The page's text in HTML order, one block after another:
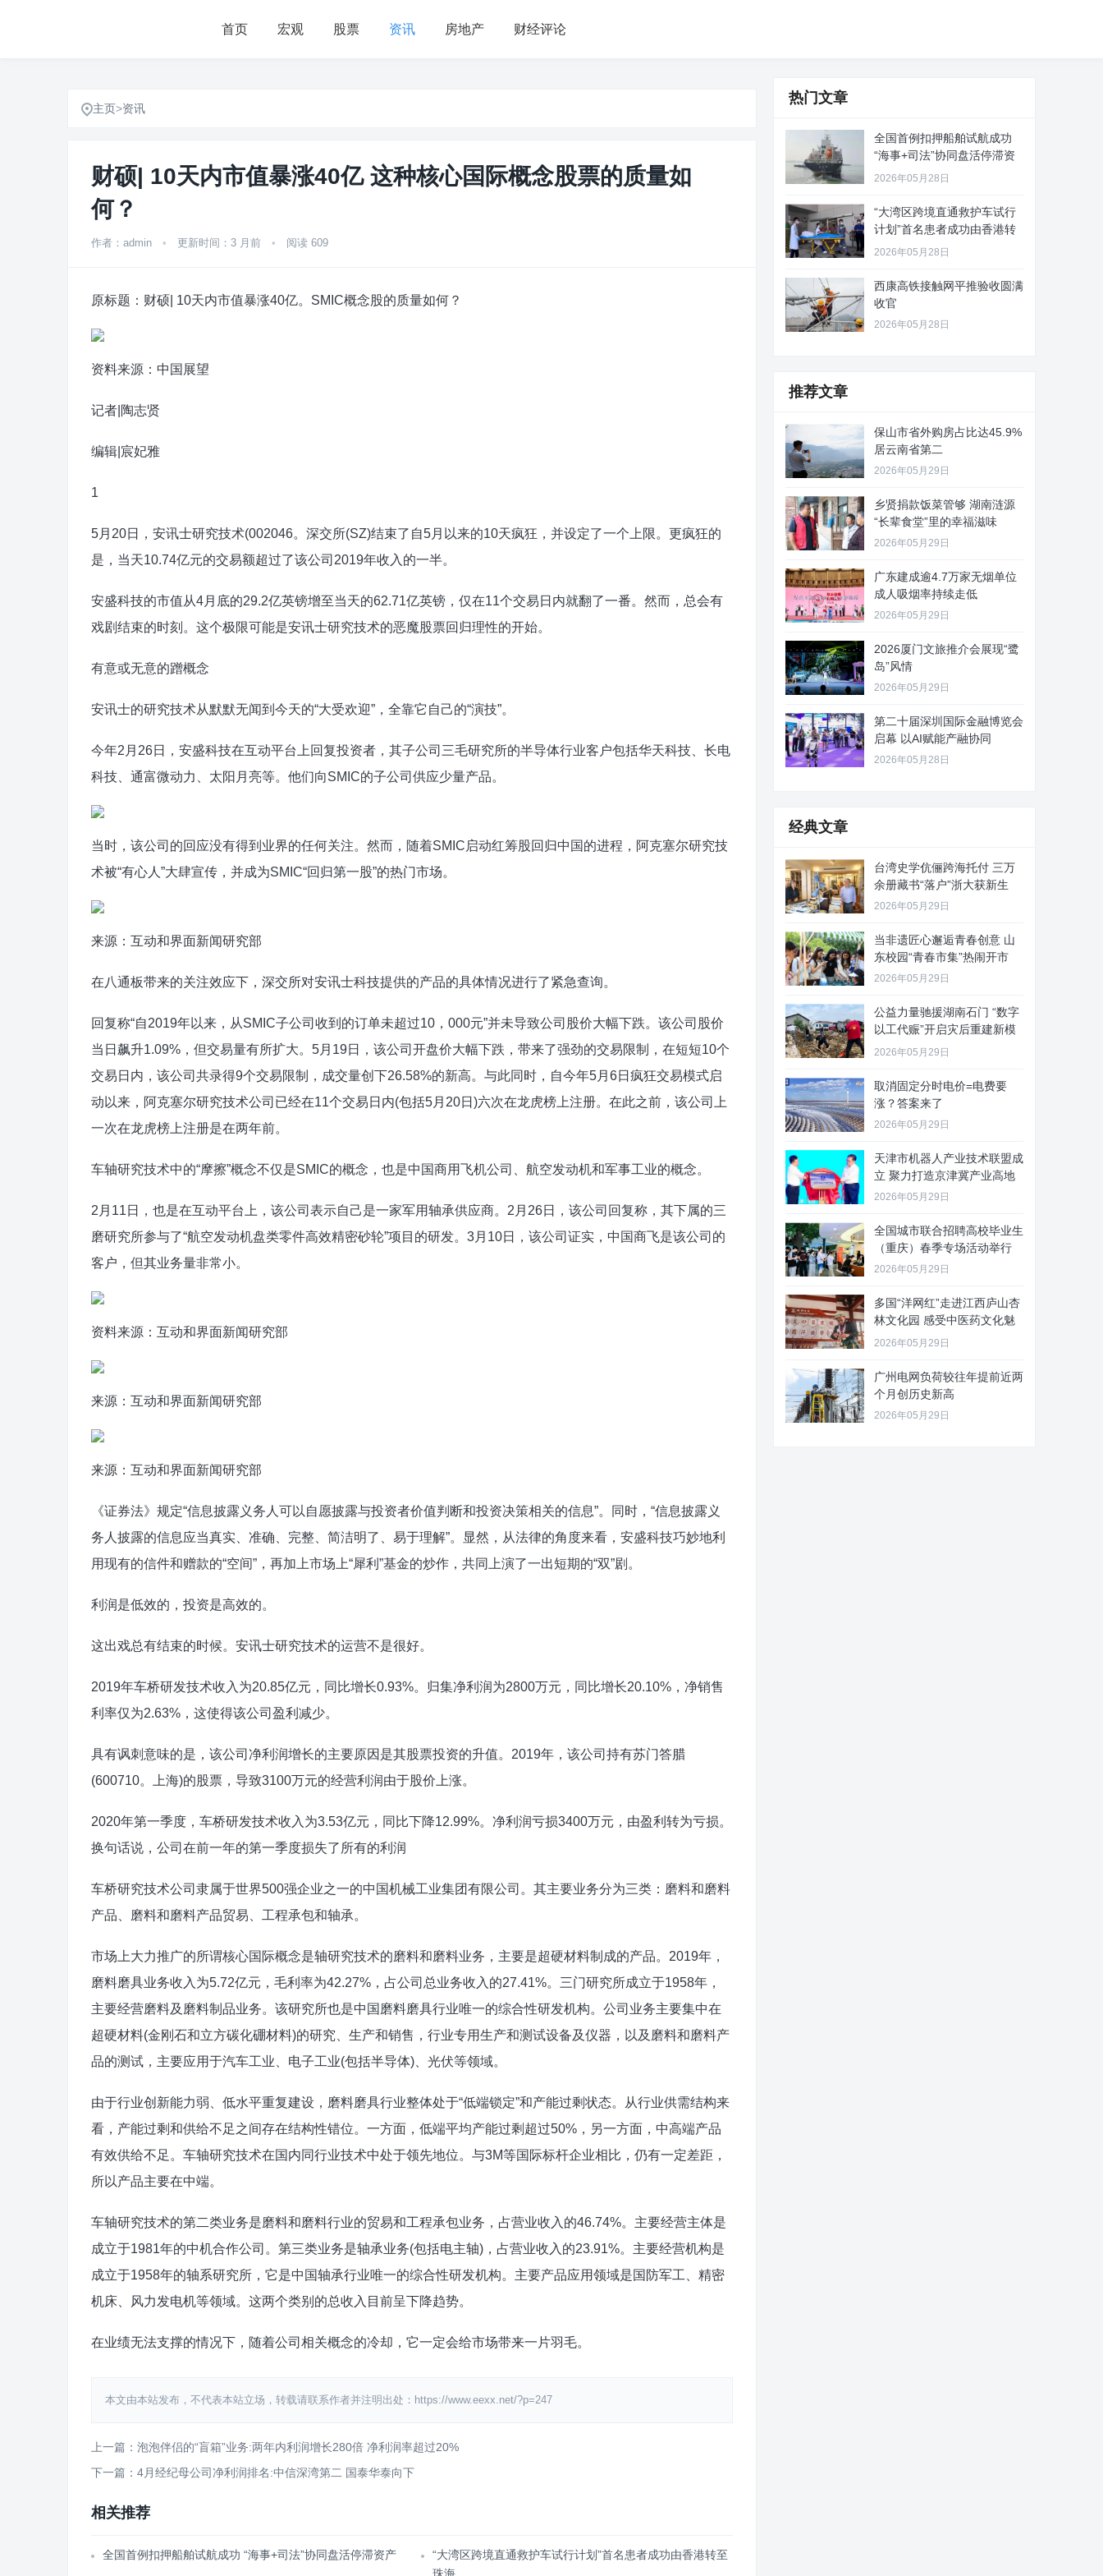
首页 宏观 股票 资讯 房地产 财经评论
主页>资讯
财硕| 10天内市值暴涨40亿 这种核心国际概念股票的质量如
何？
作者：admin • 更新时间：3 月前 • 阅读 609
原标题：财硕| 10天内市值暴涨40亿。SMIC概念股的质量如何？
资料来源：中国展望
记者|陶志贤
编辑|宸妃雅
1
5月20日，安讯士研究技术(002046。深交所(SZ)结束了自5月以来的10天疯狂，并设定了一个上限。更疯狂的
是，当天10.74亿元的交易额超过了该公司2019年收入的一半。
安盛科技的市值从4月底的29.2亿英镑增至当天的62.71亿英镑，仅在11个交易日内就翻了一番。然而，总会有
戏剧结束的时刻。这个极限可能是安讯士研究技术的恶魔股票回归理性的开始。
有意或无意的蹭概念
安讯士的研究技术从默默无闻到今天的“大受欢迎”，全靠它自己的“演技”。
今年2月26日，安盛科技在互动平台上回复投资者，其子公司三毛研究所的半导体行业客户包括华天科技、长电
科技、通富微动力、太阳月亮等。他们向SMIC的子公司供应少量产品。
当时，该公司的回应没有得到业界的任何关注。然而，随着SMIC启动红筹股回归中国的进程，阿克塞尔研究技
术被“有心人”大肆宣传，并成为SMIC“回归第一股”的热门市场。
来源：互动和界面新闻研究部
在八通板带来的关注效应下，深交所对安讯士科技提供的产品的具体情况进行了紧急查询。
回复称“自2019年以来，从SMIC子公司收到的订单未超过10，000元”并未导致公司股价大幅下跌。该公司股价
当日飙升1.09%，但交易量有所扩大。5月19日，该公司开盘价大幅下跌，带来了强劲的交易限制，在短短10个
交易日内，该公司共录得9个交易限制，成交量创下26.58%的新高。与此同时，自今年5月6日疯狂交易模式启
动以来，阿克塞尔研究技术公司已经在11个交易日内(包括5月20日)六次在龙虎榜上注册。在此之前，该公司上
一次在龙虎榜上注册是在两年前。
车轴研究技术中的“摩擦”概念不仅是SMIC的概念，也是中国商用飞机公司、航空发动机和军事工业的概念。
2月11日，也是在互动平台上，该公司表示自己是一家军用轴承供应商。2月26日，该公司回复称，其下属的三
磨研究所参与了“航空发动机盘类零件高效精密砂轮”项目的研发。3月10日，该公司证实，中国商飞是该公司的
客户，但其业务量非常小。
资料来源：互动和界面新闻研究部
来源：互动和界面新闻研究部
来源：互动和界面新闻研究部
《证券法》规定“信息披露义务人可以自愿披露与投资者价值判断和投资决策相关的信息”。同时，“信息披露义
务人披露的信息应当真实、准确、完整、简洁明了、易于理解”。显然，从法律的角度来看，安盛科技巧妙地利
用现有的信件和赠款的“空间”，再加上市场上“犀利”基金的炒作，共同上演了一出短期的“双”剧。
利润是低效的，投资是高效的。
这出戏总有结束的时候。安讯士研究技术的运营不是很好。
2019年车桥研发技术收入为20.85亿元，同比增长0.93%。归集净利润为2800万元，同比增长20.10%，净销售
利率仅为2.63%，这使得该公司盈利减少。
具有讽刺意味的是，该公司净利润增长的主要原因是其股票投资的升值。2019年，该公司持有苏门答腊
(600710。上海)的股票，导致3100万元的经营利润由于股价上涨。
2020年第一季度，车桥研发技术收入为3.53亿元，同比下降12.99%。净利润亏损3400万元，由盈利转为亏损。
换句话说，公司在前一年的第一季度损失了所有的利润
车桥研究技术公司隶属于世界500强企业之一的中国机械工业集团有限公司。其主要业务分为三类：磨料和磨料
产品、磨料和磨料产品贸易、工程承包和轴承。
市场上大力推广的所谓核心国际概念是轴研究技术的磨料和磨料业务，主要是超硬材料制成的产品。2019年，
磨料磨具业务收入为5.72亿元，毛利率为42.27%，占公司总业务收入的27.41%。三门研究所成立于1958年，
主要经营磨料及磨料制品业务。该研究所也是中国磨料磨具行业唯一的综合性研发机构。公司业务主要集中在
超硬材料(金刚石和立方碳化硼材料)的研究、生产和销售，行业专用生产和测试设备及仪器，以及磨料和磨料产
品的测试，主要应用于汽车工业、电子工业(包括半导体)、光伏等领域。
由于行业创新能力弱、低水平重复建设，磨料磨具行业整体处于“低端锁定”和产能过剩状态。从行业供需结构来
看，产能过剩和供给不足之间存在结构性错位。一方面，低端平均产能过剩超过50%，另一方面，中高端产品
有效供给不足。车轴研究技术在国内同行业技术中处于领先地位。与3M等国际标杆企业相比，仍有一定差距，
所以产品主要在中端。
车轴研究技术的第二类业务是磨料和磨料行业的贸易和工程承包业务，占营业收入的46.74%。主要经营主体是
成立于1981年的中机合作公司。第三类业务是轴承业务(包括电主轴)，占营业收入的23.91%。主要经营机构是
成立于1958年的轴系研究所，它是中国轴承行业唯一的综合性研发机构。主要产品应用领域是国防军工、精密
机床、风力发电机等领域。这两个类别的总收入目前呈下降趋势。
在业绩无法支撑的情况下，随着公司相关概念的冷却，它一定会给市场带来一片羽毛。
本文由本站发布，不代表本站立场，转载请联系作者并注明出处：https://www.eexx.net/?p=247
上一篇：泡泡伴侣的“盲箱”业务:两年内利润增长280倍 净利润率超过20%
下一篇：4月经纪母公司净利润排名:中信深湾第二 国泰华泰向下
相关推荐
全国首例扣押船舶试航成功 “海事+司法”协同盘活停滞资产
“大湾区跨境直通救护车试行计划”首名患者成功由香港转至
热门文章
全国首例扣押船舶试航成功
“海事+司法”协同盘活停滞资
产
2026年05月28日
“大湾区跨境直通救护车试行
计划”首名患者成功由香港转
至珠
2026年05月28日
西康高铁接触网平推验收圆满
收官
2026年05月28日
推荐文章
保山市省外购房占比达45.9%
居云南省第二
2026年05月29日
乡贤捐款饭菜管够 湖南涟源
“长辈食堂”里的幸福滋味
2026年05月29日
广东建成逾4.7万家无烟单位
成人吸烟率持续走低
2026年05月29日
2026厦门文旅推介会展现“鹭
岛”风情
2026年05月29日
第二十届深圳国际金融博览会
启幕 以AI赋能产融协同
2026年05月28日
经典文章
台湾史学伉俪跨海托付 三万
余册藏书“落户”浙大获新生
2026年05月29日
当非遗匠心邂逅青春创意 山
东校园“青春市集”热闹开市
2026年05月29日
公益力量驰援湖南石门 “数字
以工代赈”开启灾后重建新模
式
2026年05月29日
取消固定分时电价=电费要
涨？答案来了
2026年05月29日
天津市机器人产业技术联盟成
立 聚力打造京津冀产业高地
2026年05月29日
全国城市联合招聘高校毕业生
（重庆）春季专场活动举行
2026年05月29日
多国“洋网红”走进江西庐山杏
林文化园 感受中医药文化魅
力
2026年05月29日
广州电网负荷较往年提前近两
个月创历史新高
2026年05月29日